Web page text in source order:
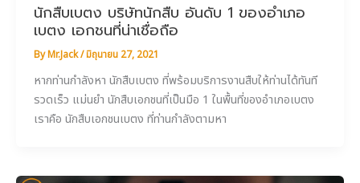
นักสืบเบตง บริษัทนักสืบ อันดับ 1 ของอำเภอ
เบตง เอกชนที่น่าเชื่อถือ
ByMr.Jack/มิถุนายน 27, 2021
หากท่านกำลังหา นักสืบเบตง ที่พร้อมบริการงานสืบให้ท่านได้ทันที
รวดเร็ว แม่นยำ นักสืบเอกชนที่เป็นมือ 1 ในพื้นที่ของอำเภอเบตง
เราคือ นักสืบเอกชนเบตง ที่ท่านกำลังตามหา